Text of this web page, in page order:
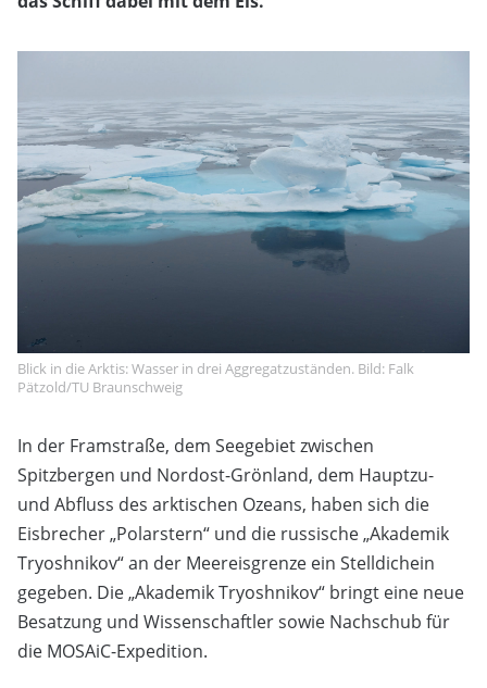
Blick in die Arktis: Wasser in drei Aggregatzuständen. Bild: Falk
Pätzold/TU Braunschweig
In der Framstraße, dem Seegebiet zwischen
Spitzbergen und Nordost-Grönland, dem Hauptzu-
und Abfluss des arktischen Ozeans, haben sich die
Eisbrecher „Polarstern“ und die russische „Akademik
Tryoshnikov“ an der Meereisgrenze ein Stelldichein
gegeben. Die „Akademik Tryoshnikov“ bringt eine neue
Besatzung und Wissenschaftler sowie Nachschub für
die MOSAiC-Expedition.